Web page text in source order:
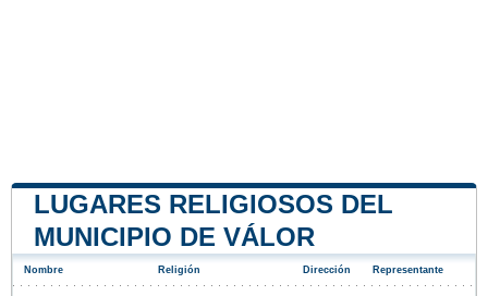
LUGARES RELIGIOSOS DEL
MUNICIPIO DE VÁLOR
Nombre Religión Dirección Representante